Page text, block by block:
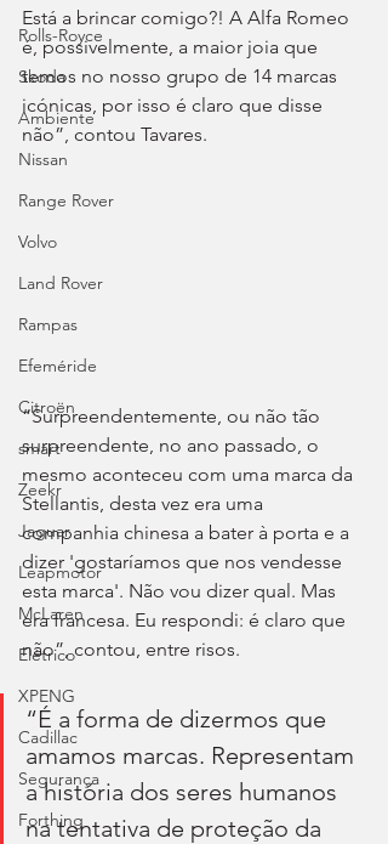
Rolls-Royce
Skoda
Ambiente
Nissan
Range Rover
Volvo
Land Rover
Rampas
Efeméride
Citroën
smart
Zeekr
Jaguar
Leapmotor
McLaren
Elétrico
XPENG
Cadillac
Segurança
Forthing
Está a brincar comigo?! A Alfa Romeo
é, possivelmente, a maior joia que
temos no nosso grupo de 14 marcas
icónicas, por isso é claro que disse
não”, contou Tavares.
“Surpreendentemente, ou não tão
surpreendente, no ano passado, o
mesmo aconteceu com uma marca da
Stellantis, desta vez era uma
companhia chinesa a bater à porta e a
dizer 'gostaríamos que nos vendesse
esta marca'. Não vou dizer qual. Mas
era francesa. Eu respondi: é claro que
não”, contou, entre risos.
“É a forma de dizermos que
amamos marcas. Representam
a história dos seres humanos
na tentativa de proteção da